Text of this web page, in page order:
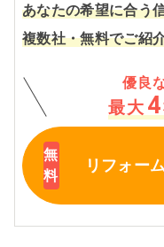
あなたの希望に合う
複数社・無料でご紹
優良
最大 4
リフォー